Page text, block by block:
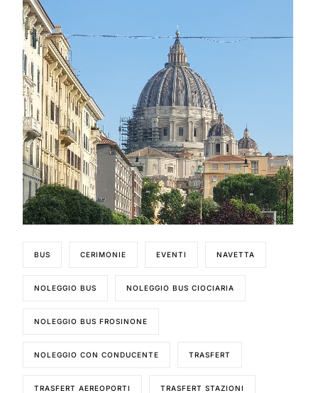
BUS CERIMONIE EVENTI NAVETTA
NOLEGGIO BUS NOLEGGIO BUS CIOCIARIA
NOLEGGIO BUS FROSINONE
NOLEGGIO CON CONDUCENTE TRASFERT
TRASFERT AEREOPORTI TRASFERT STAZIONI